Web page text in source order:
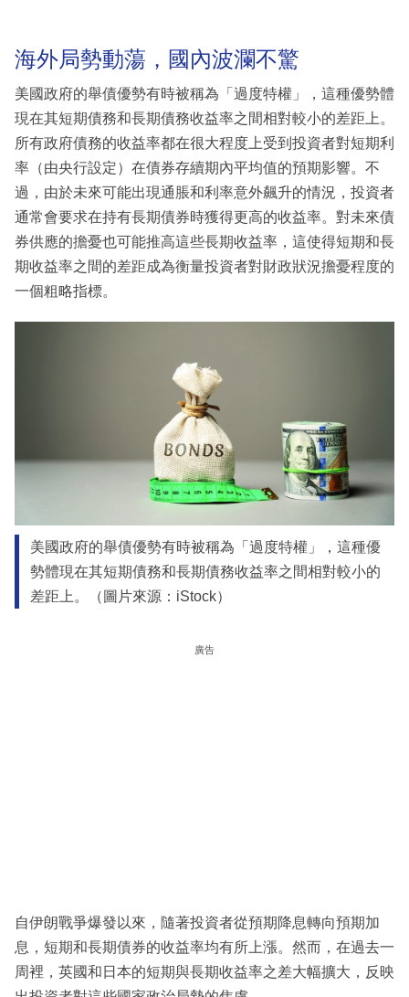
海外局勢動蕩，國內波瀾不驚
美國政府的舉債優勢有時被稱為「過度特權」，這種優勢體
現在其短期債務和長期債務收益率之間相對較小的差距上。
所有政府債務的收益率都在很大程度上受到投資者對短期利
率（由央行設定）在債券存續期內平均值的預期影響。不
過，由於未來可能出現通脹和利率意外飆升的情況，投資者
通常會要求在持有長期債券時獲得更高的收益率。對未來債
券供應的擔憂也可能推高這些長期收益率，這使得短期和長
期收益率之間的差距成為衡量投資者對財政狀況擔憂程度的
一個粗略指標。
美國政府的舉債優勢有時被稱為「過度特權」，這種優
勢體現在其短期債務和長期債務收益率之間相對較小的
差距上。（圖片來源：iStock）
廣告
自伊朗戰爭爆發以來，隨著投資者從預期降息轉向預期加
息，短期和長期債券的收益率均有所上漲。然而，在過去一
周裡，英國和日本的短期與長期收益率之差大幅擴大，反映